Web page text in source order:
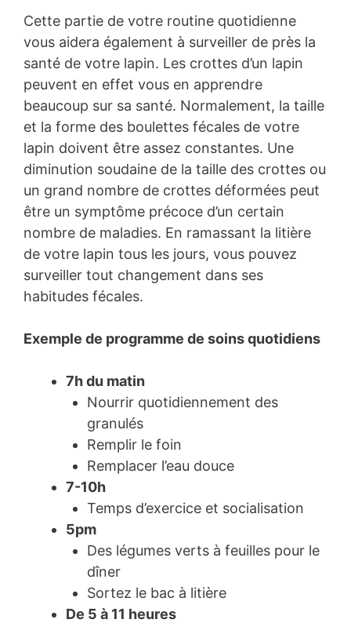
Cette partie de votre routine quotidienne
vous aidera également à surveiller de près la
santé de votre lapin. Les crottes d’un lapin
peuvent en effet vous en apprendre
beaucoup sur sa santé. Normalement, la taille
et la forme des boulettes fécales de votre
lapin doivent être assez constantes. Une
diminution soudaine de la taille des crottes ou
un grand nombre de crottes déformées peut
être un symptôme précoce d’un certain
nombre de maladies. En ramassant la litière
de votre lapin tous les jours, vous pouvez
surveiller tout changement dans ses
habitudes fécales.
Exemple de programme de soins quotidiens
7h du matin
Nourrir quotidiennement des
granulés
Remplir le foin
Remplacer l’eau douce
7-10h
Temps d’exercice et socialisation
5pm
Des légumes verts à feuilles pour le
dîner
Sortez le bac à litière
De 5 à 11 heures